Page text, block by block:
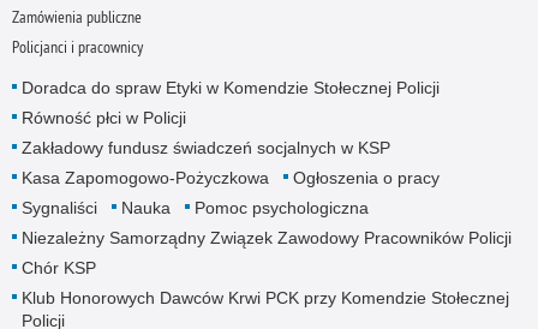
Zamówienia publiczne
Policjanci i pracownicy
Doradca do spraw Etyki w Komendzie Stołecznej Policji
Równość płci w Policji
Zakładowy fundusz świadczeń socjalnych w KSP
Kasa Zapomogowo-Pożyczkowa
Ogłoszenia o pracy
Sygnaliści
Nauka
Pomoc psychologiczna
Niezależny Samorządny Związek Zawodowy Pracowników Policji
Chór KSP
Klub Honorowych Dawców Krwi PCK przy Komendzie Stołecznej
Policji